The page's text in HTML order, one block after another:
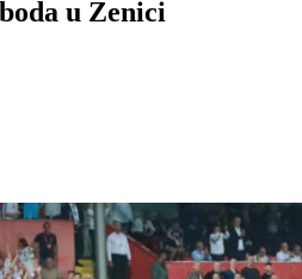
u Zenici